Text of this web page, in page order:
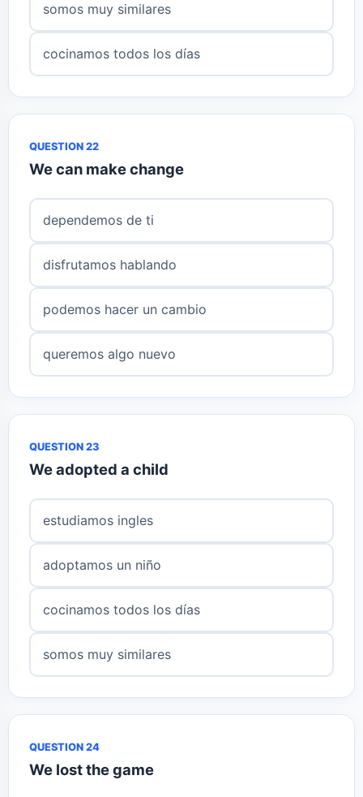
somos muy similares
cocinamos todos los días
QUESTION 22
We can make change
dependemos de ti
disfrutamos hablando
podemos hacer un cambio
queremos algo nuevo
QUESTION 23
We adopted a child
estudiamos ingles
adoptamos un niño
cocinamos todos los días
somos muy similares
QUESTION 24
We lost the game